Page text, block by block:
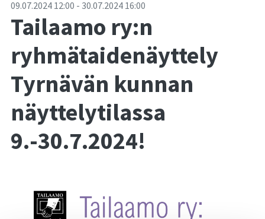
-09.07.2024 12:00 - 30.07.2024 16:00
Tailaamo ry:n
ryhmätaidenäyttely
Tyrnävän kunnan
näyttelytilassa
9.-30.7.2024!